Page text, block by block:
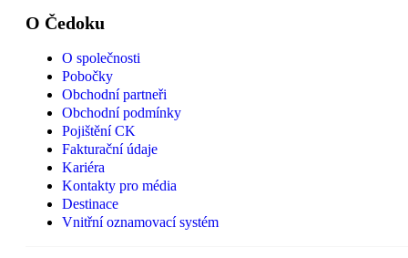
O Čedoku
O společnosti
Pobočky
Obchodní partneři
Obchodní podmínky
Pojištění CK
Fakturační údaje
Kariéra
Kontakty pro média
Destinace
Vnitřní oznamovací systém